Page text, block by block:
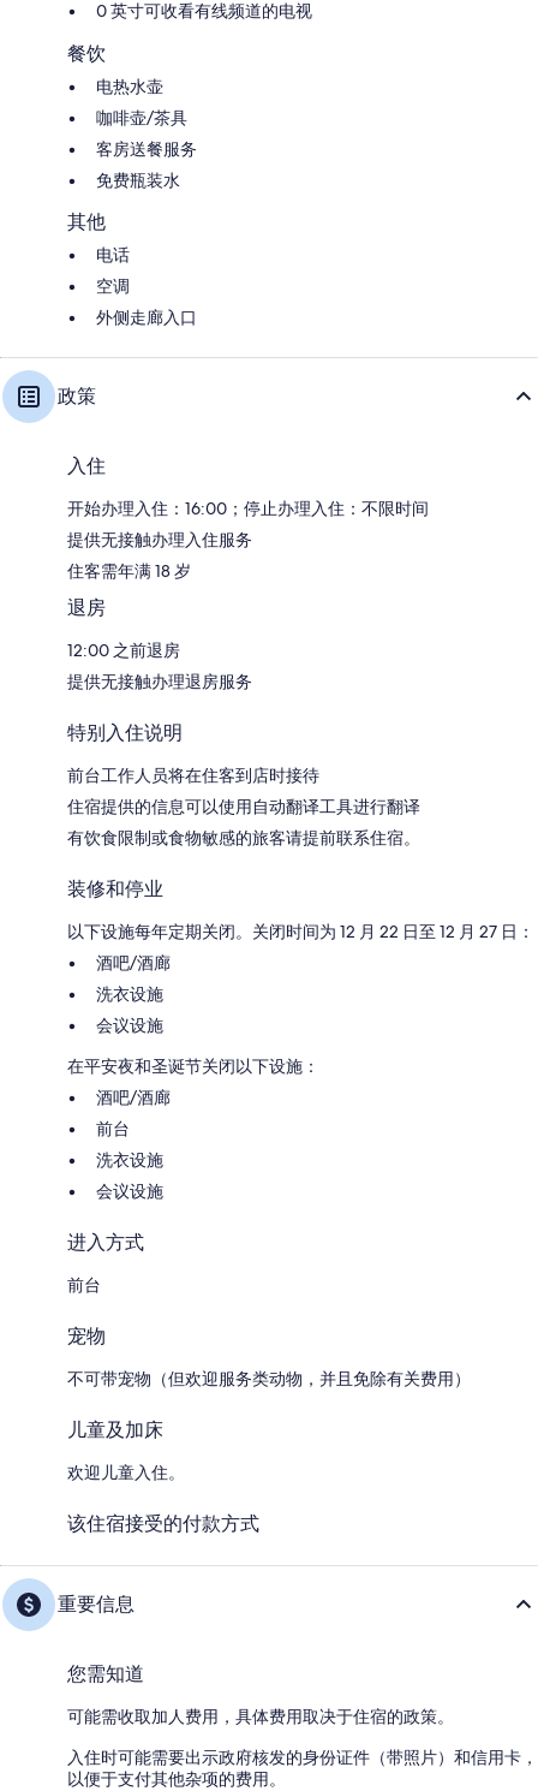
0 英寸可收看有线频道的电视
餐饮
电热水壶
咖啡壶/茶具
客房送餐服务
免费瓶装水
其他
电话
空调
外侧走廊入口
政策
入住
开始办理入住：16:00；停止办理入住：不限时间
提供无接触办理入住服务
住客需年满 18 岁
退房
12:00 之前退房
提供无接触办理退房服务
特别入住说明
前台工作人员将在住客到店时接待
住宿提供的信息可以使用自动翻译工具进行翻译
有饮食限制或食物敏感的旅客请提前联系住宿。
装修和停业
以下设施每年定期关闭。关闭时间为 12 月 22 日至 12 月 27 日：
酒吧/酒廊
洗衣设施
会议设施
在平安夜和圣诞节关闭以下设施：
酒吧/酒廊
前台
洗衣设施
会议设施
进入方式
前台
宠物
不可带宠物（但欢迎服务类动物，并且免除有关费用）
儿童及加床
欢迎儿童入住。
该住宿接受的付款方式
重要信息
您需知道
可能需收取加人费用，具体费用取决于住宿的政策。
入住时可能需要出示政府核发的身份证件（带照片）和信用卡，
以便于支付其他杂项的费用。